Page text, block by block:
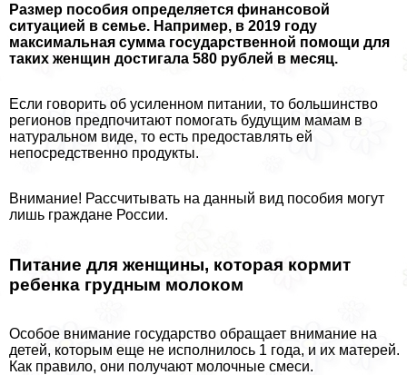
Размер пособия определяется финансовой
ситуацией в семье. Например, в 2019 году
максимальная сумма государственной помощи для
таких женщин достигала 580 рублей в месяц.
Если говорить об усиленном питании, то большинство
регионов предпочитают помогать будущим мамам в
натуральном виде, то есть предоставлять ей
непосредственно продукты.
Внимание! Рассчитывать на данный вид пособия могут
лишь граждане России.
Питание для женщины, которая кормит
ребенка грудным молоком
Особое внимание государство обращает внимание на
детей, которым еще не исполнилось 1 года, и их матерей.
Как правило, они получают молочные смеси.